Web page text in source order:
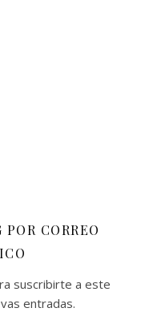
CORREO
suscribirte a este
entradas.